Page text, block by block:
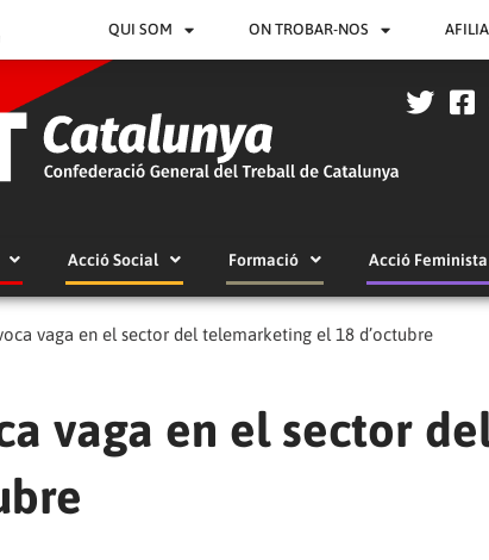
QUI SOM ON TROBAR-NOS
Acció Social Formació Acció Feminista
vaga en el sector del telemarketing el 18 d’octubre
vaga en el sector